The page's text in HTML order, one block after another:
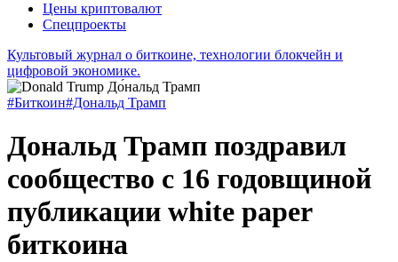
Цены криптовалют
Спецпроекты
Культовый журнал о биткоине, технологии блокчейн и
цифровой экономике.
#Биткоин#Дональд Трамп
Дональд Трамп поздравил
сообщество с 16 годовщиной
публикации white paper
биткоина